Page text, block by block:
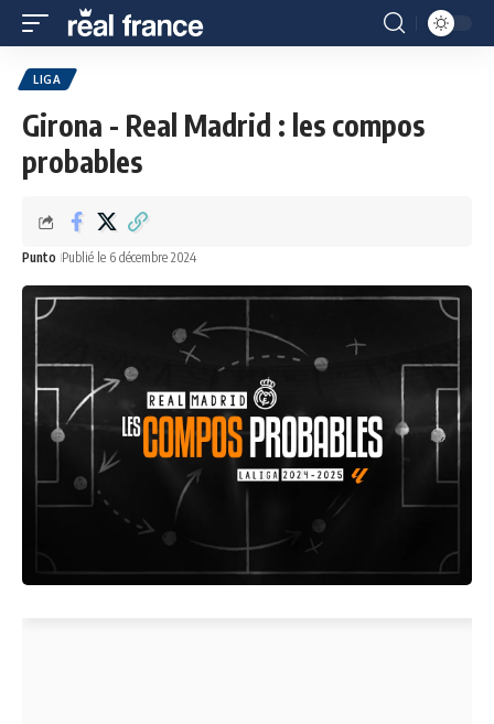
LIGA
Girona - Real Madrid : les compos
probables
Punto Publié le 6 décembre 2024